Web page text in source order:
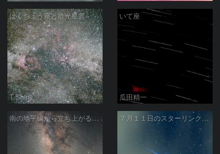
はくちょう座と散光星雲
T.Shinji
いて座
瓜田精一
南の地平線から立ち上がる天の川 ７月１１日のスターリンク衛星群